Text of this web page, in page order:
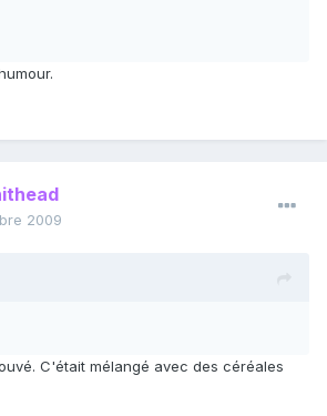
2009
C'était mélangé avec des céréales